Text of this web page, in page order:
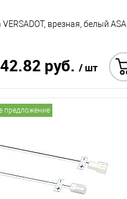
VERSADOT, врезная, белый ASA
руб./ шт
Купить в 1
предложение